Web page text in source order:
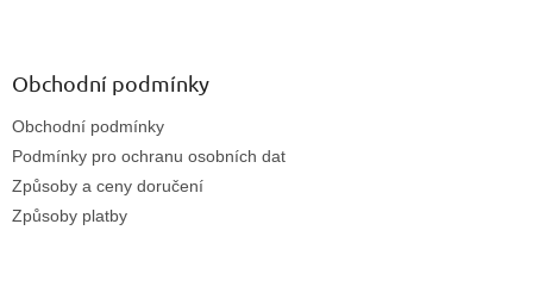
Obchodní podmínky
Obchodní podmínky
Podmínky pro ochranu osobních dat
Způsoby a ceny doručení
Způsoby platby